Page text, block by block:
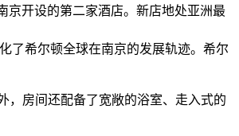
京开设的第二家酒店。新店地处亚洲最
了希尔顿全球在南京的发展轨迹。希尔
，房间还配备了宽敞的浴室、走入式的